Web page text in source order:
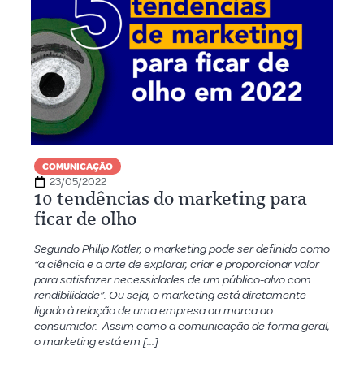
COMUNICAÇÃO
23/05/2022
10 tendências do marketing para
ficar de olho
Segundo Philip Kotler, o marketing pode ser definido como
“a ciência e a arte de explorar, criar e proporcionar valor
para satisfazer necessidades de um público-alvo com
rendibilidade”. Ou seja, o marketing está diretamente
ligado à relação de uma empresa ou marca ao
consumidor. Assim como a comunicação de forma geral,
o marketing está em […]